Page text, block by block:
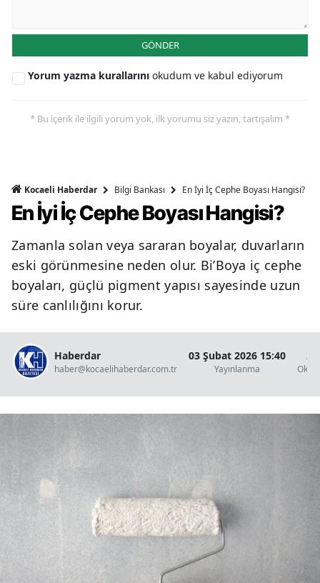
GÖNDER
Yorum yazma kurallarını okudum ve kabul ediyorum
* Bu içerik ile ilgili yorum yok, ilk yorumu siz yazın, tartışalım *
Kocaeli Haberdar Bilgi Bankası En İyi İç Cephe Boyası Hangisi?
En İyi İç Cephe Boyası Hangisi?
Zamanla solan veya sararan boyalar, duvarların
eski görünmesine neden olur. Bi’Boya iç cephe
boyaları, güçlü pigment yapısı sayesinde uzun
süre canlılığını korur.
Haberdar
haber@kocaelihaberdar.com.tr
03 Şubat 2026 15:40
Yayınlanma
2